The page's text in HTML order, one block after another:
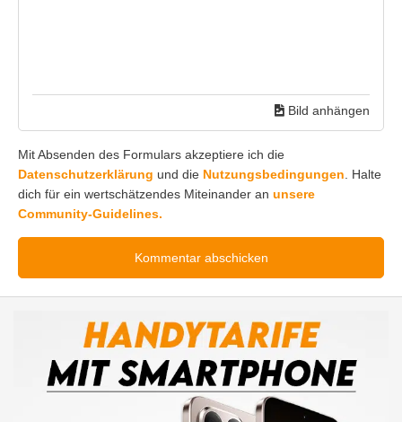
Bild anhängen
Mit Absenden des Formulars akzeptiere ich die
Datenschutzerklärung und die Nutzungsbedingungen. Halte
dich für ein wertschätzendes Miteinander an unsere
Community-Guidelines.